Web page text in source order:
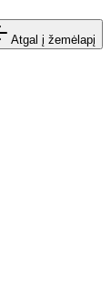
Atgal į žemėlapį